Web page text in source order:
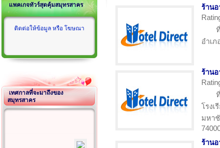
แพคเกจทัวร์สุดคุ้มสมุทรสาคร
ติดต่อให้ข้อมูล หรือ โฆษณา
เทศกาลที่จะมาถึงของ
สมุทรสาคร
ร้านอ
อำเ
ร้านอ
โรงเ
มหา
ร้าน